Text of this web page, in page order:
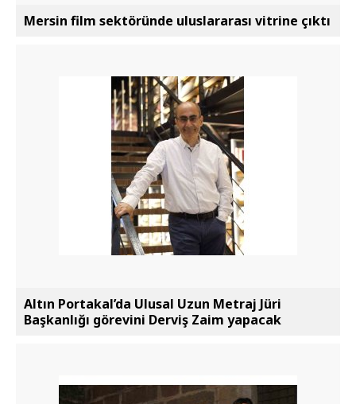
Mersin film sektöründe uluslararası vitrine çıktı
Altın Portakal’da Ulusal Uzun Metraj Jüri
Başkanlığı görevini Derviş Zaim yapacak